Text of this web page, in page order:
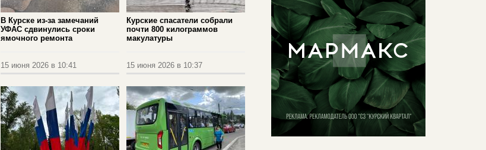
В Курске из-за замечаний
УФАС сдвинулись сроки
ямочного ремонта
15 июня 2026 в 10:41
Курские спасатели собрали
почти 800 килограммов
макулатуры
15 июня 2026 в 10:37